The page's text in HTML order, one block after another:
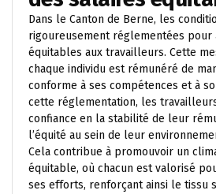
Dans le Canton de Berne, les
rigoureusement réglementées pour
équitables aux travailleurs. Cette
chaque individu est rémunéré de
conforme à ses compétences et à
cette réglementation, les
confiance en la stabilité de leur
l’équité au sein de leur
Cela contribue à promouvoir un
équitable, où chacun est valorisé
ses efforts, renforçant ainsi le tissu